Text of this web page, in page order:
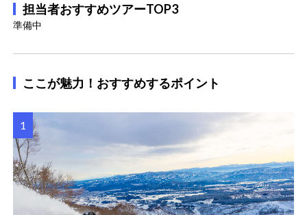
担当者おすすめツアーTOP3
準備中
ここが魅力！おすすめするポイント